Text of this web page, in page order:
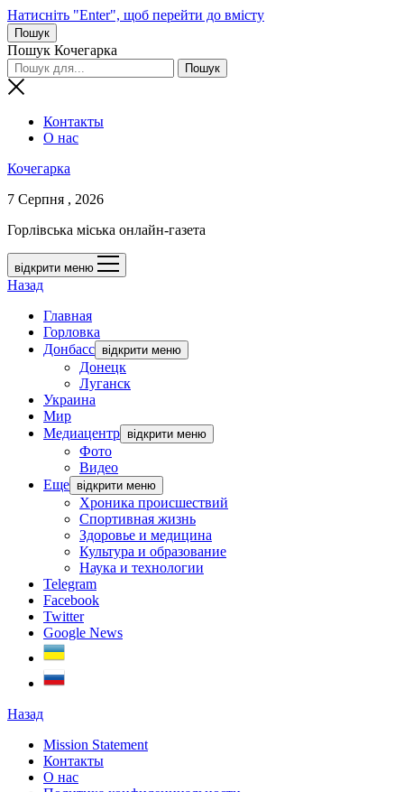
Натисніть "Enter", щоб перейти до вмісту
Пошук
Пошук Кочегарка
Контакты
О нас
Кочегарка
7 Серпня , 2026
Горлівська міська онлайн-газета
відкрити меню
Назад
Главная
Горловка
Донбасс відкрити меню
Донецк
Луганск
Украина
Мир
Медиацентр відкрити меню
Фото
Видео
Еще відкрити меню
Хроника происшествий
Спортивная жизнь
Здоровье и медицина
Культура и образование
Наука и технологии
Telegram
Facebook
Twitter
Google News
Назад
Mission Statement
Контакты
О нас